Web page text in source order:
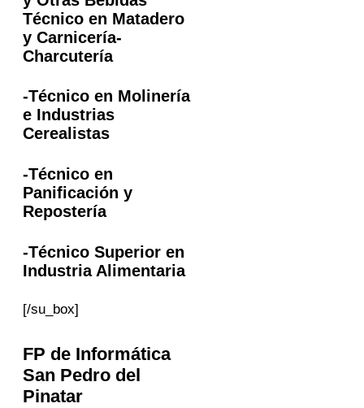
Técnico en Matadero
y Carnicería-
Charcutería
-Técnico en Molinería
e Industrias
Cerealistas
-Técnico en
Panificación y
Repostería
-Técnico Superior en
Industria Alimentaria
[/su_box]
FP de Informática
San Pedro del
Pinatar